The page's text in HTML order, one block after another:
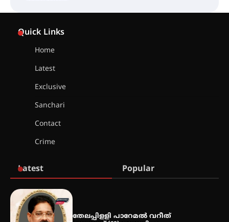
Quick Links
Home
Latest
Exclusive
Sanchari
Contact
Crime
Latest Popular
തേലപ്പിളളി പാറേമൽ വറീത്